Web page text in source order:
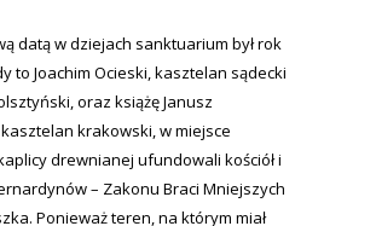
datą w dziejach sanktuarium był rok
to Joachim Ocieski, kasztelan sądecki
oraz książę Janusz
krakowski, w miejsce
drewnianej ufundowali kościół i
– Zakonu Braci Mniejszych
Ponieważ teren, na którym miał